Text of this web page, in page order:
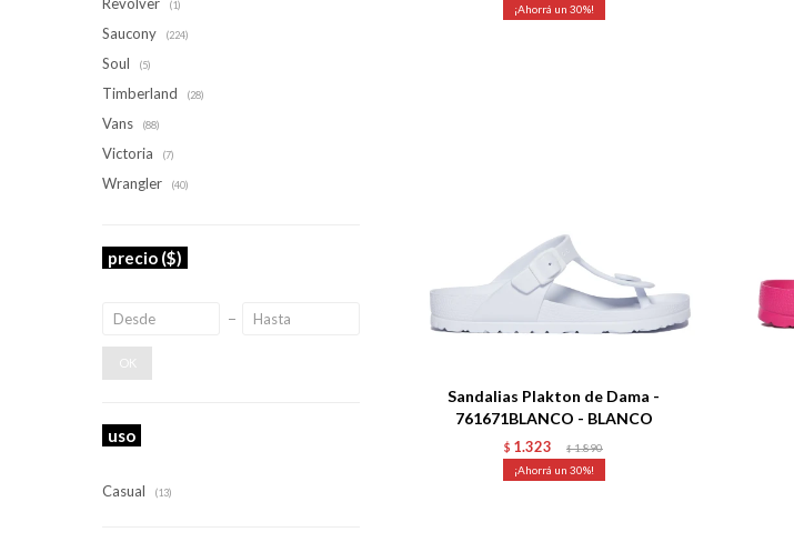
30
Sandalias Plakton de Dama -
761671BLANCO - BLANCO
$ 1.323 $ 1.890
30
(1)
Saucony (224)
Soul (5)
Timberland (28)
Vans (88)
Victoria (7)
Wrangler (40)
precio ($)
OK
uso
Casual (13)